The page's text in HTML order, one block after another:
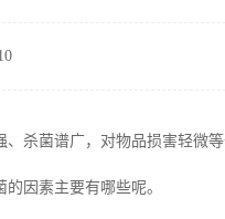
、杀菌谱广，对物品损害轻微
的因素主要有哪些呢。